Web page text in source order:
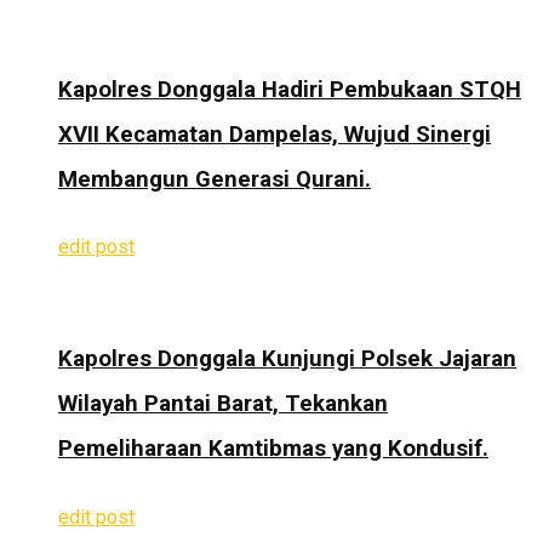
Kapolres Donggala Hadiri Pembukaan STQH
XVII Kecamatan Dampelas, Wujud Sinergi
Membangun Generasi Qurani.
edit post
Kapolres Donggala Kunjungi Polsek Jajaran
Wilayah Pantai Barat, Tekankan
Pemeliharaan Kamtibmas yang Kondusif.
edit post